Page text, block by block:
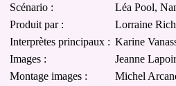
Scénario :
Léa Pool,
Produit par :
Lorraine
Interprètes principaux : Karine
Images :
Jeanne
Montage images :
Michel